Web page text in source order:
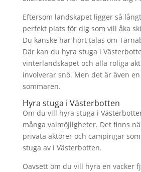
Eftersom landskapet ligger så
perfekt plats för dig som vill åka
Du kanske har hört talas om
Där kan du hyra stuga i
vinterlandskapet och alla roliga
involverar snö. Men det är även
sommaren.
Hyra stuga i Västerbotten
Om du vill hyra stuga i
många valmöjligheter. Det finns
privata aktörer och campingar
stuga av i Västerbotten.
Oavsett om du vill hyra en vacker